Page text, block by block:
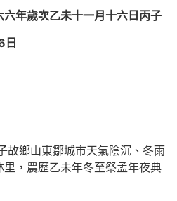
六年歲次乙未十一月十六日丙子
故鄉山東鄒城市天氣陰沉、冬雨
，農歷乙未年冬至祭孟年夜典